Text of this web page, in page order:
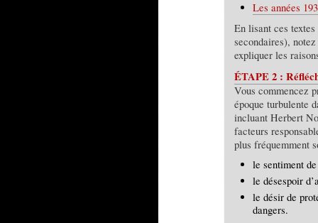
Les années
En lisant ces
secondaires),
expliquer les
ÉTAPE 2 :
Vous commencez
époque turbulente
incluant Herbert
facteurs
plus fréquemment
le sentiment
le désespoir
le désir de
dangers.